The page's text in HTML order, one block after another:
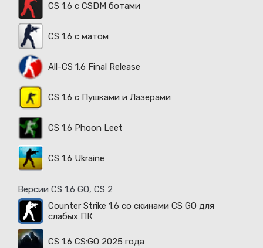
CS 1.6 с CSDM ботами
CS 1.6 с матом
All-CS 1.6 Final Release
CS 1.6 с Пушками и Лазерами
CS 1.6 Phoon Leet
CS 1.6 Ukraine
Версии CS 1.6 GO, CS 2
Counter Strike 1.6 со скинами CS GO для
слабых ПК
CS 1.6 CS:GO 2025 года